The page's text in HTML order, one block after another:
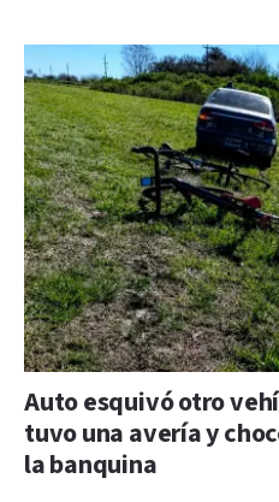
Auto esquivó otro
tuvo una avería y
la banquina